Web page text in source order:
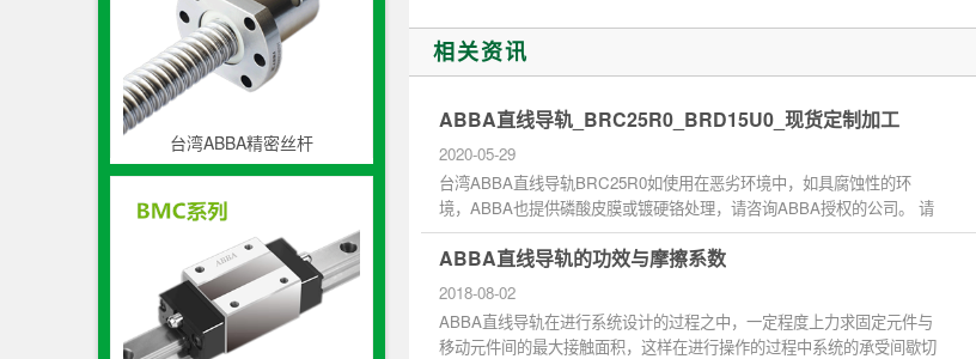
台湾ABBA精密丝杆
相关资讯
ABBA直线导轨_BRC25R0_BRD15U0_现货定制加工
2020-05-29
台湾ABBA直线导轨BRC25R0如使用在恶劣环境中，如具腐蚀性的环
境，ABBA也提供磷酸皮膜或镀硬铬处理，请咨询ABBA授权的公司。 请
勿使用在高于摄氏80度的环境...
ABBA直线导轨的功效与摩擦系数
2018-08-02
ABBA直线导轨在进行系统设计的过程之中，一定程度上力求固定元件与
移动元件间的最大接触面积，这样在进行操作的过程中系统的承受间歇切